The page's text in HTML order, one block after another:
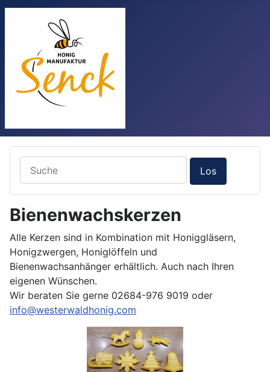
Bienenwachskerzen
Alle Kerzen sind in Kombination mit Honiggläsern,
Honigzwergen, Honiglöffeln und
Bienenwachsanhänger erhältlich. Auch nach Ihren
eigenen Wünschen.
Wir beraten Sie gerne 02684-976 9019 oder
info@westerwaldhonig.com